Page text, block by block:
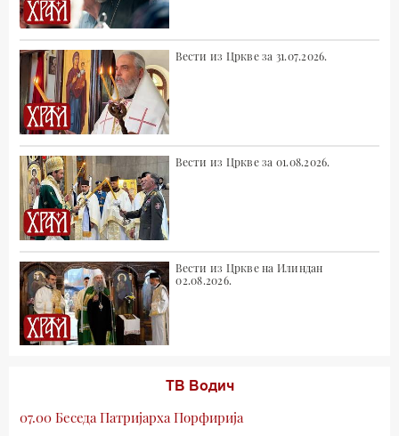
Вести из Цркве за 31.07.2026.
Вести из Цркве за 01.08.2026.
Вести из Цркве на Илиндан
02.08.2026.
ТВ Водич
07.00 Беседа Патријарха Порфирија